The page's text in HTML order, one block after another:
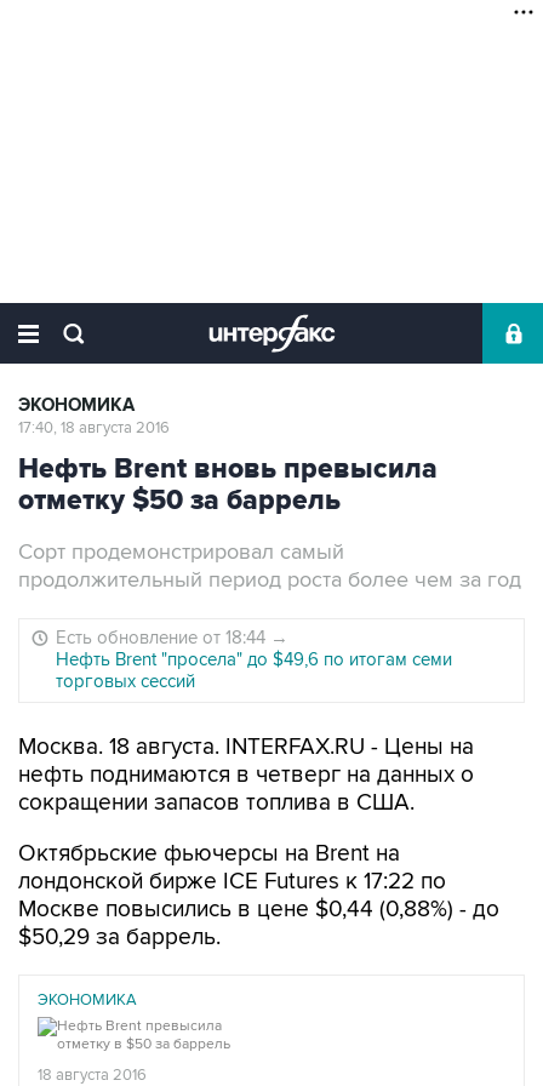
ЭКОНОМИКА
17:40, 18 августа 2016
Нефть Brent вновь превысила
отметку $50 за баррель
Сорт продемонстрировал самый
продолжительный период роста более чем за год
Есть обновление от 18:44 →
Нефть Brent "просела" до $49,6 по итогам семи
торговых сессий
Москва. 18 августа. INTERFAX.RU - Цены на
нефть поднимаются в четверг на данных о
сокращении запасов топлива в США.
Октябрьские фьючерсы на Brent на
лондонской бирже ICE Futures к 17:22 по
Москве повысились в цене $0,44 (0,88%) - до
$50,29 за баррель.
ЭКОНОМИКА
18 августа 2016